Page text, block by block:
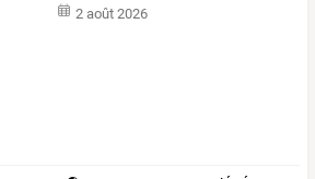
2 août 2026